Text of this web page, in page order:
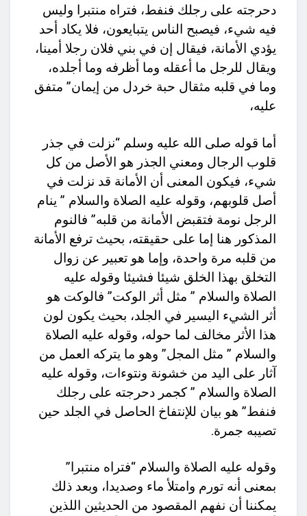
دحرجته على رجلك فنفط، فتراه منتبرا وليس
فيه شيء، فيصبح الناس يتبايعون، فلا يكاد أحد
يؤدي الأمانة، فيقال إن في بني فلان رجلا أمينا،
ويقال للرجل ما أعقله وما أظرفه وما أجلده،
وما في قلبه مثقال حبة خردل من إيمان” متفق
عليه،
أما قوله صلى الله عليه وسلم “نزلت في جذر
قلوب الرجال ومعني الجذر هو الأصل من كل
شيء، فيكون المعنى أن الأمانة قد نزلت في
أصل قلوبهم، وقوله عليه الصلاة والسلام ” ينام
الرجل نومة فتقبض الأمانة من قلبه” فالنوم
المذكور هنا إما على حقيقته، بحيث ترفع الأمانة
من قلبه مرة واحدة، وإما هو تعبير عن زوال
التخلق بهذا الخلق شيئا فشيئا وقوله عليه
الصلاة والسلام ” مثل أثر الوكت” فالوكت هو
أثر الشيء اليسير في الجلد، بحيث يكون لون
هذا الأثر مخالف لما حوله، وقوله عليه الصلاة
والسلام ” مثل المجل” وهو ما يتركه العمل من
آثار على اليد من خشونة ونتوءات، وقوله عليه
الصلاة والسلام ” كجمر دحرجته على رجلك
فنفط” هو بيان للإنتفاخ الحاصل في الجلد حين
تصيبه جمرة.
وقوله عليه الصلاة والسلام “فتراه منتبرا”
بمعنى أنه تورم وامتلأ ماء وصديدا، وبعد ذلك
يمكننا أن نفهم المقصود من الحديثين اللذين